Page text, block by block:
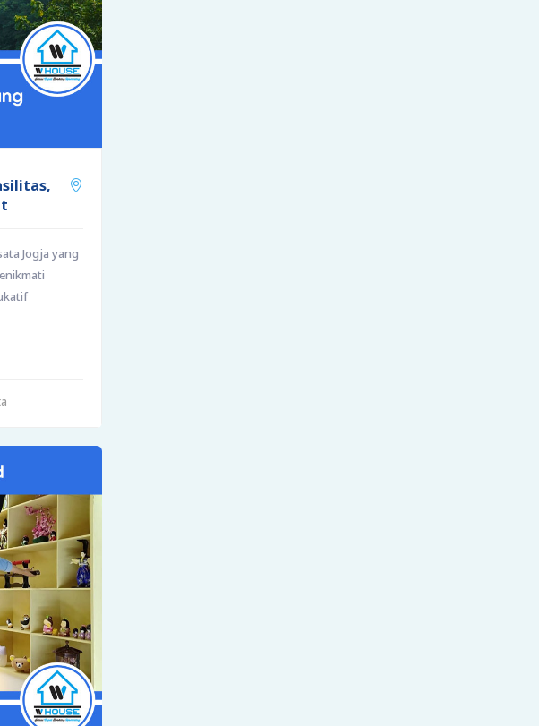
Jogja yang